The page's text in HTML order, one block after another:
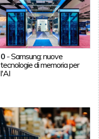
0 -Samsung: nuove
tecnologie di memoria per
l'AI